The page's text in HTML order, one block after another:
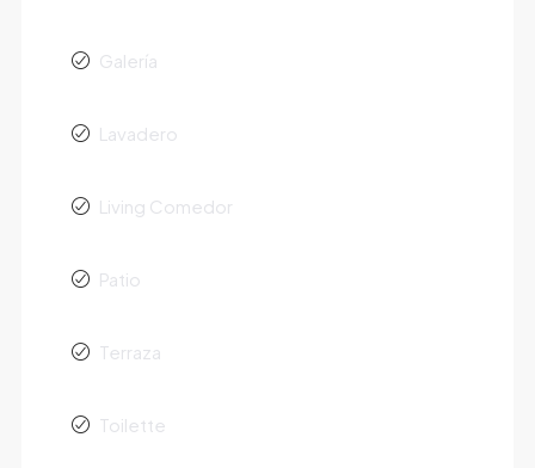
Galería
Lavadero
Living Comedor
Patio
Terraza
Toilette